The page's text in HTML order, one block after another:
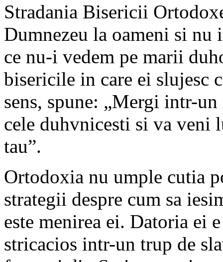
Stradania Bisericii
Dumnezeu la oameni si
ce nu-i vedem pe marii
bisericile in care ei slujesc
sens, spune: „Mergi intr-
cele duhvnicesti si va veni
tau”.
Ortodoxia nu umple cutia
strategii despre cum sa
este menirea ei. Datoria ei
stricacios intr-un trup de